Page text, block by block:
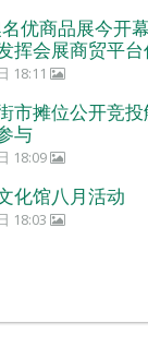
优商品展今开
挥会展商贸平台
18:11
市摊位公开竞
与
18:09
化馆八月活动
18:03